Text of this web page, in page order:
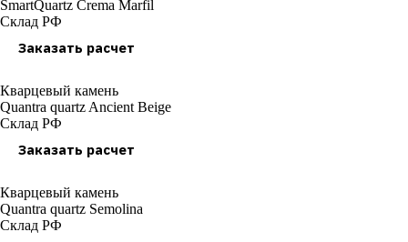
SmartQuartz Crema Marfil
Склад РФ
Заказать расчет
Кварцевый камень
Quantra quartz Ancient Beige
Склад РФ
Заказать расчет
Кварцевый камень
Quantra quartz Semolina
Склад РФ